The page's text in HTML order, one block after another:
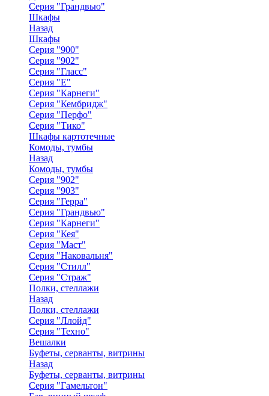
Серия "Грандвью"
Шкафы
Назад
Шкафы
Серия "900"
Серия "902"
Серия "Гласс"
Серия "Е"
Серия "Карнеги"
Серия "Кембридж"
Серия "Перфо"
Серия "Тико"
Шкафы картотечные
Комоды, тумбы
Назад
Комоды, тумбы
Серия "902"
Серия "903"
Серия "Герра"
Серия "Грандвью"
Серия "Карнеги"
Серия "Кея"
Серия "Маст"
Серия "Наковальня"
Серия "Стилл"
Серия "Страж"
Полки, стеллажи
Назад
Полки, стеллажи
Серия "Ллойд"
Серия "Техно"
Вешалки
Буфеты, серванты, витрины
Назад
Буфеты, серванты, витрины
Серия "Гамельтон"